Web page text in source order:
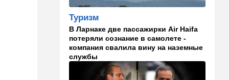
23:35 Мнения
Безо всяких табу
22:20 Израиль
Проживающий в России
израильтянин прямо с
самолета угодил в ШАБАК
Туризм
В Ларнаке две пассажирки Air Haifa
потеряли сознание в самолете -
компания свалила вину на наземные
службы